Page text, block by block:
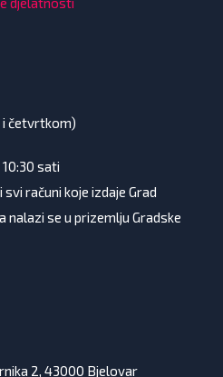
i četvrtkom)
sati
računi koje izdaje Grad
nalazi se u prizemlju Gradske
2, 43000 Bjelovar